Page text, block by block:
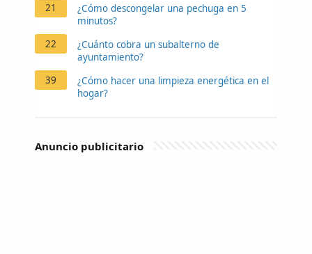
21
¿Cómo descongelar una pechuga en 5
minutos?
22
¿Cuánto cobra un subalterno de
ayuntamiento?
39
¿Cómo hacer una limpieza energética en el
hogar?
Anuncio publicitario